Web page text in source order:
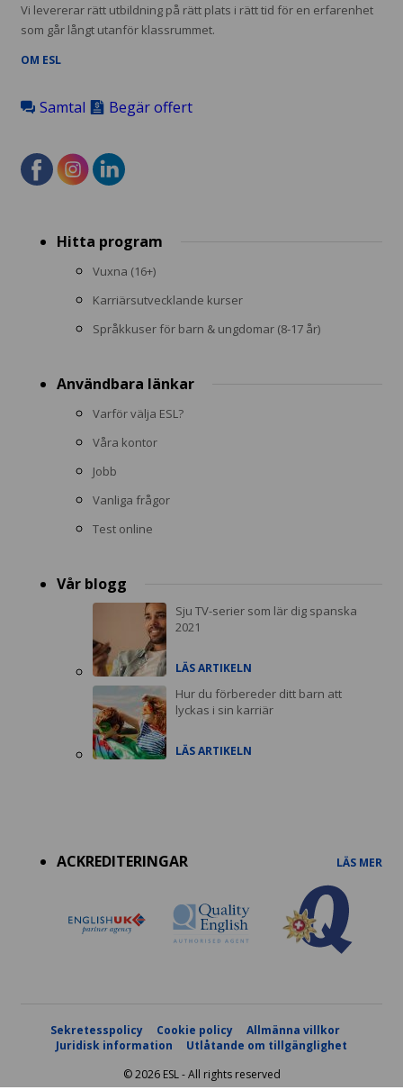
Vi levererar rätt utbildning på rätt plats i rätt tid för en erfarenhet
som går långt utanför klassrummet.
OM ESL
Samtal Begär offert
menuHitta program
Vuxna (16+)
Karriärsutvecklande kurser
Språkkuser för barn & ungdomar (8-17 år)
Användbara länkar
Varför välja ESL?
Våra kontor
Jobb
Vanliga frågor
Test online
Vår blogg
Sju TV-serier som lär dig spanska
2021
LÄS ARTIKELN
Hur du förbereder ditt barn att
lyckas i sin karriär
LÄS ARTIKELN
ACKREDITERINGAR
LÄS MER
Sekretesspolicy Cookie policy
Allmänna villkor
Juridisk information
Utlåtande om tillgänglighet
© 2026 ESL - All rights reserved